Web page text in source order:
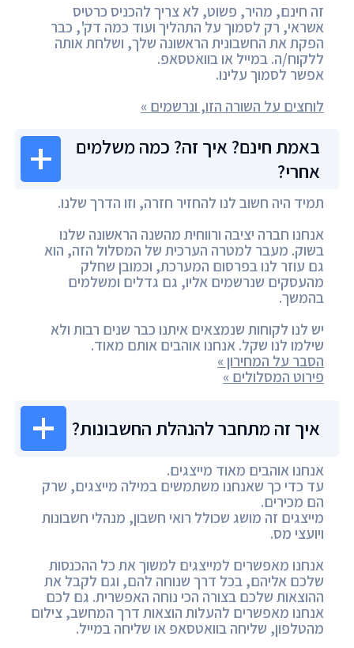
זה חינם, מהיר, פשוט, לא צריך להכניס כרטיס
אשראי, רק לסמוך על התהליך ועוד כמה דק', כבר
הפקת את החשבונית הראשונה שלך, ושלחת אותה
ללקוח/ה. במייל או בוואטסאפ.
אפשר לסמוך עלינו.
לוחצים על השורה הזו, ונרשמים »
באמת חינם? איך זה? כמה משלמים
אחרי?
תמיד היה חשוב לנו להחזיר חזרה, וזו הדרך שלנו.
אנחנו חברה יציבה ורווחית מהשנה הראשונה שלנו
בשוק. מעבר למטרה הערכית של המסלול הזה, הוא
גם עוזר לנו בפרסום המערכת, וכמובן שחלק
מהעסקים שנרשמים אליו, גם גדלים ומשלמים
בהמשך.
יש לנו לקוחות שנמצאים איתנו כבר שנים רבות ולא
שילמו לנו שקל. אנחנו אוהבים אותם מאוד.
הסבר על המחירון »
פירוט המסלולים »
איך זה מתחבר להנהלת החשבונות?
אנחנו אוהבים מאוד מייצגים.
עד כדי כך שאנחנו משתמשים במילה מייצגים, שרק
הם מכירים.
מייצגים זה מושג שכולל רואי חשבון, מנהלי חשבונות
ויועצי מס.
אנחנו מאפשרים למייצגים למשוך את כל ההכנסות
שלכם אליהם, בכל דרך שנוחה להם, וגם לקבל את
ההוצאות שלכם בצורה הכי נוחה האפשרית. גם לכם
אנחנו מאפשרים להעלות הוצאות דרך המחשב, צילום
מהטלפון, שליחה בוואטסאפ או שליחה במייל.